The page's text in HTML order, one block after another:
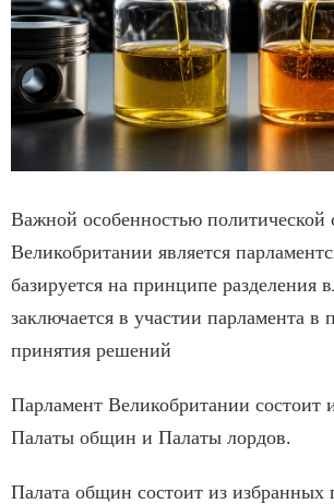
Важной особенностью политической
Великобритании является
базируется на принципе разделения
заключается в участии парламента в
принятия решений
Парламент Великобритании состоит
Палаты общин и Палаты лордов.
Палата общин состоит из избранных